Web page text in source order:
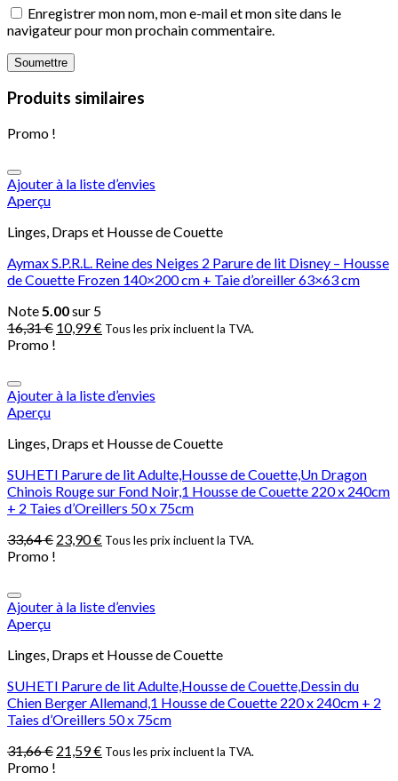
Enregistrer mon nom, mon e-mail et mon site dans le
navigateur pour mon prochain commentaire.
Produits similaires
Promo !
Ajouter à la liste d’envies
Aperçu
Linges, Draps et Housse de Couette
Aymax S.P.R.L. Reine des Neiges 2 Parure de lit Disney – Housse
de Couette Frozen 140×200 cm + Taie d’oreiller 63×63 cm
Note5.00sur 5
16,31€ 10,99€ Tous les prix incluent la TVA.
Promo !
Ajouter à la liste d’envies
Aperçu
Linges, Draps et Housse de Couette
SUHETI Parure de lit Adulte,Housse de Couette,Un Dragon
Chinois Rouge sur Fond Noir,1 Housse de Couette 220 x 240cm
+ 2 Taies d’Oreillers 50 x 75cm
33,64€ 23,90€ Tous les prix incluent la TVA.
Promo !
Ajouter à la liste d’envies
Aperçu
Linges, Draps et Housse de Couette
SUHETI Parure de lit Adulte,Housse de Couette,Dessin du
Chien Berger Allemand,1 Housse de Couette 220 x 240cm + 2
Taies d’Oreillers 50 x 75cm
31,66€ 21,59€ Tous les prix incluent la TVA.
Promo !